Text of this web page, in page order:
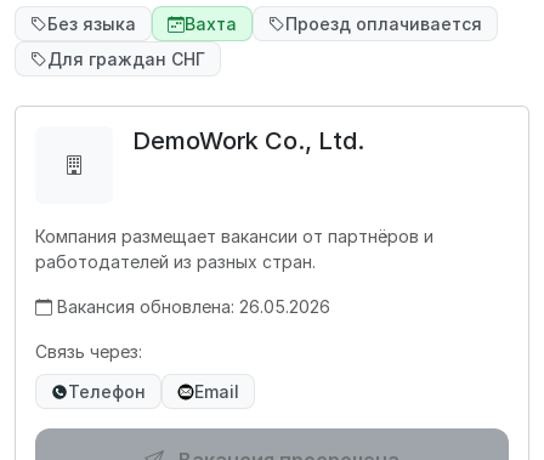
Без языка Вахта
Проезд оплачивается
Для граждан СНГ
DemoWork Co., Ltd.
Компания размещает вакансии от партнёров и
работодателей из разных стран.
Вакансия обновлена: 26.05.2026
Связь через:
Телефон
Email